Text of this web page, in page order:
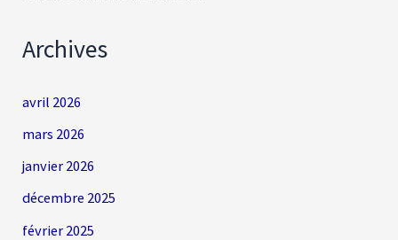
Archives
avril 2026
mars 2026
janvier 2026
décembre 2025
février 2025